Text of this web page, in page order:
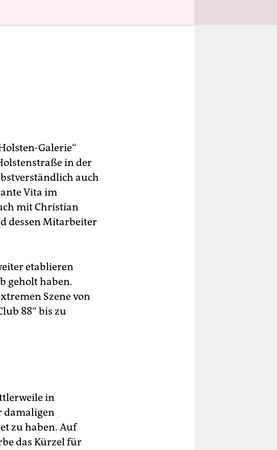
Galerie“
in der
auch
Vita im
mit Christian
dessen Mitarbeiter
etablieren
geholt haben.
Szene von
88“ bis zu
in
damaligen
zu haben. Auf
das Kürzel für